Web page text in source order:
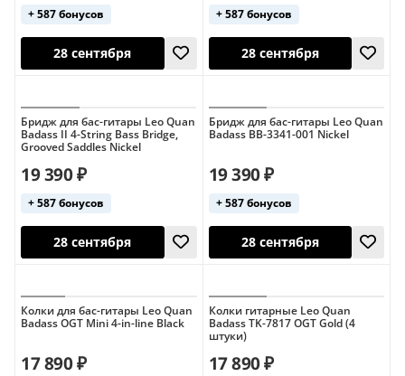
28 сентября 28 сентября
+ 587 бонусов
28 сентября
+ 587 бонусов
28 сентября
Бридж для бас-гитары Leo Quan
Badass II 4-String Bass Bridge,
Grooved Saddles Nickel
19 390 ₽
+ 587 бонусов
Бридж для бас-гитары Leo Quan
Badass BB-3341-001 Nickel
19 390 ₽
+ 587 бонусов
Колки для бас-гитары Leo Quan
Badass OGT Mini 4-in-line Black
17 890 ₽
Колки гитарные Leo Quan
Badass TK-7817 OGT Gold (4
штуки)
17 890 ₽